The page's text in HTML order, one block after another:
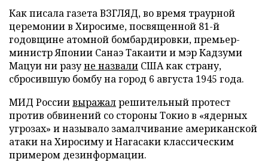
Как писала газета ВЗГЛЯД, во время траурной
церемонии в Хиросиме, посвященной 81-й
годовщине атомной бомбардировки, премьер-
министр Японии Санаэ Такаити и мэр Кадзуми
Мацуи ни разуне назвали США как страну,
сбросившую бомбу на город 6 августа 1945 года.
МИД Россиивыражалрешительный протест
против обвинений со стороны Токио в «ядерных
угрозах» и называло замалчивание американской
атаки на Хиросиму и Нагасаки классическим
примером дезинформации.